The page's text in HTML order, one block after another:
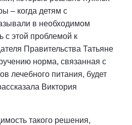
– когда детям с
в необходимом
с этой проблемой к
Правительства Татьяне
норма, связанная с
лечебного питания, будет
Виктория
такого решения,